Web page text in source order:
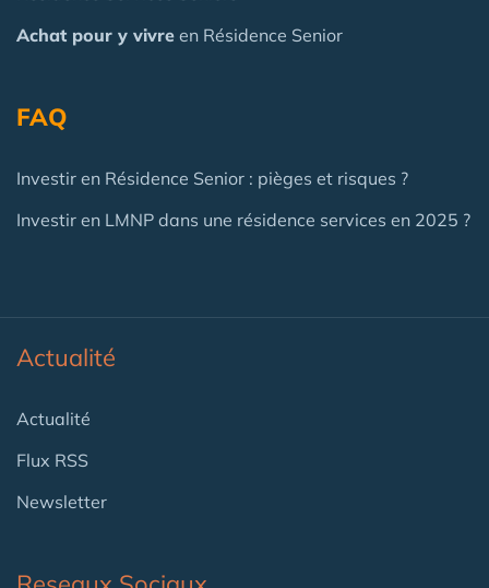
Achat pour y vivre en Résidence Senior
FAQ
Investir en Résidence Senior : pièges et risques ?
Investir en LMNP dans une résidence services en 2025 ?
Actualité
Actualité
Flux RSS
Newsletter